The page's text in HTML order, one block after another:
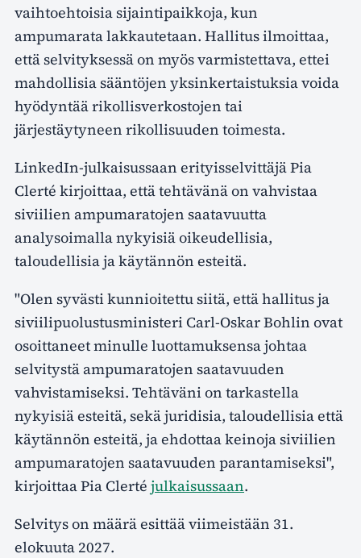
vaihtoehtoisia sijaintipaikkoja, kun
ampumarata lakkautetaan. Hallitus ilmoittaa,
että selvityksessä on myös varmistettava, ettei
mahdollisia sääntöjen yksinkertaistuksia voida
hyödyntää rikollisverkostojen tai
järjestäytyneen rikollisuuden toimesta.
LinkedIn-julkaisussaan erityisselvittäjä Pia
Clerté kirjoittaa, että tehtävänä on vahvistaa
siviilien ampumaratojen saatavuutta
analysoimalla nykyisiä oikeudellisia,
taloudellisia ja käytännön esteitä.
"Olen syvästi kunnioitettu siitä, että hallitus ja
siviilipuolustusministeri Carl-Oskar Bohlin ovat
osoittaneet minulle luottamuksensa johtaa
selvitystä ampumaratojen saatavuuden
vahvistamiseksi. Tehtäväni on tarkastella
nykyisiä esteitä, sekä juridisia, taloudellisia että
käytännön esteitä, ja ehdottaa keinoja siviilien
ampumaratojen saatavuuden parantamiseksi",
kirjoittaa Pia Clerté julkaisussaan.
Selvitys on määrä esittää viimeistään 31.
elokuuta 2027.